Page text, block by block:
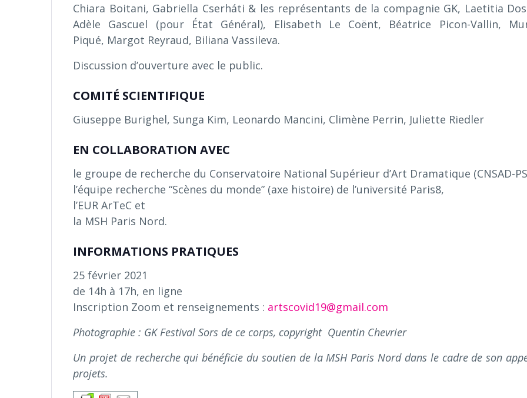
Chiara Boitani, Gabriella Cserháti & les représentants de la compagnie GK, Laetitia
Adèle Gascuel (pour État Général), Elisabeth Le Coënt, Béatrice Picon-Vallin,
Piqué, Margot Reyraud, Biliana Vassileva.
Discussion d’ouverture avec le public.
COMITÉ SCIENTIFIQUE
Giuseppe Burighel, Sunga Kim, Leonardo Mancini, Climène Perrin, Juliette Riedler
EN COLLABORATION AVEC
le groupe de recherche du Conservatoire National Supérieur d’Art Dramatique (CNSAD-
l’équipe recherche “Scènes du monde” (axe histoire) de l’université Paris8,
l’EUR ArTeC et
la MSH Paris Nord.
INFORMATIONS PRATIQUES
25 février 2021
de 14h à 17h, en ligne
Inscription Zoom et renseignements : artscovid19@gmail.com
Photographie : GK Festival Sors de ce corps, copyright Quentin Chevrier
Un projet de recherche qui bénéficie du soutien de la MSH Paris Nord dans le cadre de son
projets.